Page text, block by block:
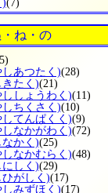
)(7)
・ね・の
あつたく)(28)
たく)(21)
しょうわく)(11)
ちくさく)(10)
てんぱくく)(9)
なかがわく)(72)
かく)(25)
なかむらく)(48)
しく)(29)
がしく)(17)
みずほく)(17)